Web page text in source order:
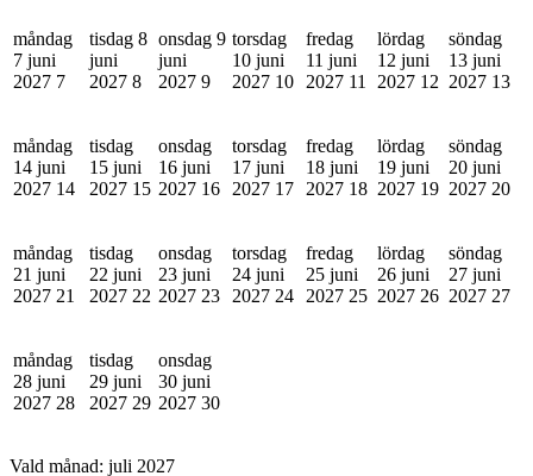
måndag
7 juni
2027 7
tisdag 8
juni
2027 8
onsdag 9
juni
2027 9
torsdag
10 juni
2027 10
fredag
11 juni
2027 11
lördag
12 juni
2027 12
söndag
13 juni
2027 13
måndag
14 juni
2027 14
tisdag
15 juni
2027 15
onsdag
16 juni
2027 16
torsdag
17 juni
2027 17
fredag
18 juni
2027 18
lördag
19 juni
2027 19
söndag
20 juni
2027 20
måndag
21 juni
2027 21
tisdag
22 juni
2027 22
onsdag
23 juni
2027 23
torsdag
24 juni
2027 24
fredag
25 juni
2027 25
lördag
26 juni
2027 26
söndag
27 juni
2027 27
måndag
28 juni
2027 28
tisdag
29 juni
2027 29
onsdag
30 juni
2027 30
Vald månad: juli 2027